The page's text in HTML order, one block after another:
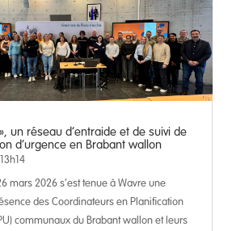
un réseau d’entraide et de suivi de
d’urgence en Brabant wallon
mars 2026 s’est tenue à Wavre une
des Coordinateurs en Planification
communaux du Brabant wallon et leurs